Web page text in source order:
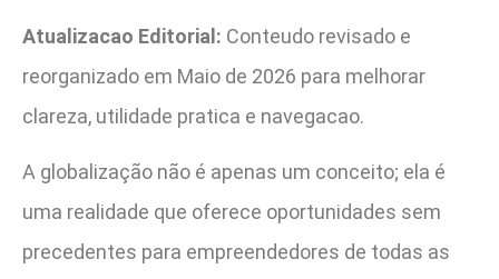
Atualizacao Editorial: Conteudo revisado e
reorganizado em Maio de 2026 para melhorar
clareza, utilidade pratica e navegacao.
A globalização não é apenas um conceito; ela é
uma realidade que oferece oportunidades sem
precedentes para empreendedores de todas as